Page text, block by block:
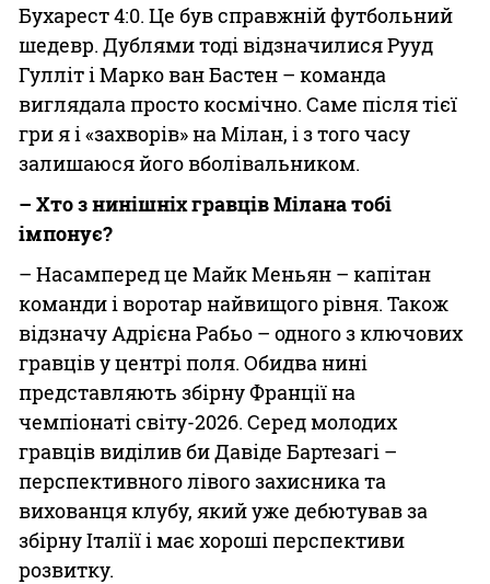
Бухарест 4:0. Це був справжній футбольний
шедевр. Дублями тоді відзначилися Рууд
Гулліт і Марко ван Бастен – команда
виглядала просто космічно. Саме після тієї
гри я і «захворів» на Мілан, і з того часу
залишаюся його вболівальником.
– Хто з нинішніх гравців Мілана тобі
імпонує?
– Насамперед це Майк Меньян – капітан
команди і воротар найвищого рівня. Також
відзначу Адрієна Рабьо – одного з ключових
гравців у центрі поля. Обидва нині
представляють збірну Франції на
чемпіонаті світу-2026. Серед молодих
гравців виділив би Давіде Бартезагі –
перспективного лівого захисника та
вихованця клубу, який уже дебютував за
збірну Італії і має хороші перспективи
розвитку.